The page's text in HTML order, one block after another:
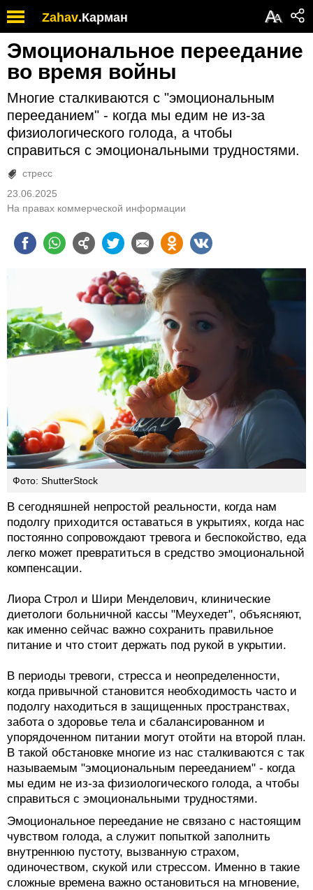
Zahav.Карман АА
Эмоциональное переедание
во время войны
Многие сталкиваются с "эмоциональным
перееданием" - когда мы едим не из-за
физиологического голода, а чтобы
справиться с эмоциональными трудностями.
стресс
23.06.2025
На правах коммерческой информации
Фото: ShutterStock
В сегодняшней непростой реальности, когда нам
подолгу приходится оставаться в укрытиях, когда нас
постоянно сопровождают тревога и беспокойство, еда
легко может превратиться в средство эмоциональной
компенсации.
Лиора Строл и Шири Менделович, клинические
диетологи больничной кассы "Меухедет", объясняют,
как именно сейчас важно сохранить правильное
питание и что стоит держать под рукой в укрытии.
В периоды тревоги, стресса и неопределенности,
когда привычной становится необходимость часто и
подолгу находиться в защищенных пространствах,
забота о здоровье тела и сбалансированном и
упорядоченном питании могут отойти на второй план.
В такой обстановке многие из нас сталкиваются с так
называемым "эмоциональным перееданием" - когда
мы едим не из-за физиологического голода, а чтобы
справиться с эмоциональными трудностями.
Эмоциональное переедание не связано с настоящим
чувством голода, а служит попыткой заполнить
внутреннюю пустоту, вызванную страхом,
одиночеством, скукой или стрессом. Именно в такие
сложные времена важно остановиться на мгновение,